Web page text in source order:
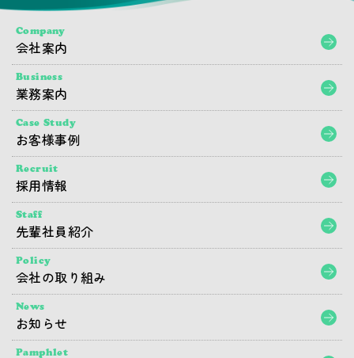
Company
会社案内
Business
業務案内
Case Study
お客様事例
Recruit
採用情報
Staff
先輩社員紹介
Policy
会社の取り組み
News
お知らせ
Pamphlet